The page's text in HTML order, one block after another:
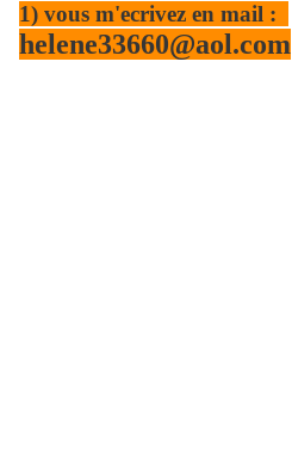
1) vous m'ecrivez en mail :
helene33660@aol.com